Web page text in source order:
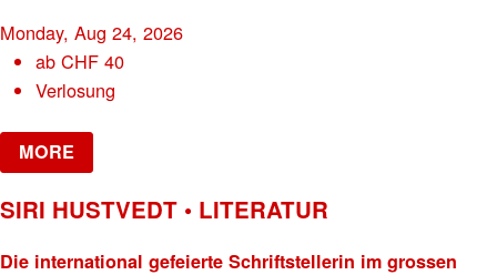
Monday, Aug 24, 2026
abCHF 40
Verlosung
MORE
SIRI HUSTVEDT • LITERATUR
Die international gefeierte Schriftstellerin im grossen